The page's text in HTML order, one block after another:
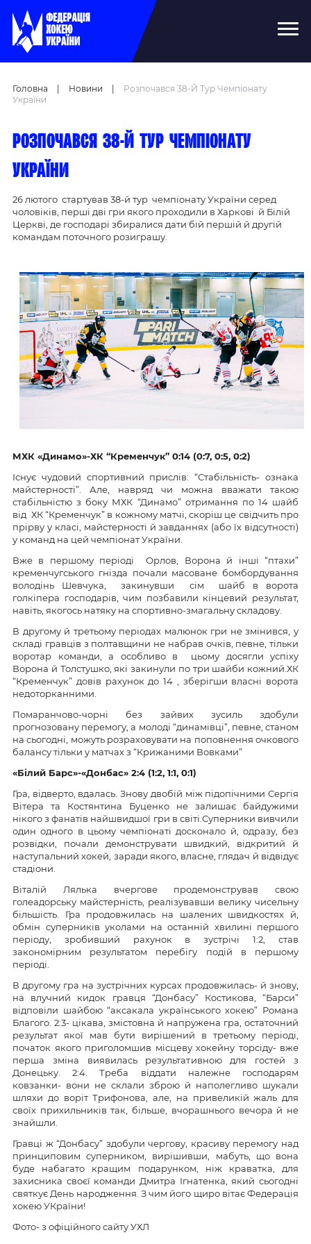
Головна Новини
Розпочався 38-Й Тур Чемпіонату
України
Розпочався 38-й тур чемпіонату
України
26 лютого стартував 38-й тур чемпіонату України серед
чоловіків, перші дві гри якого проходили в Харкові й Білій
Церкві, де господарі збиралися дати бій першій й другій
командам поточного розиграшу.
МХК «Динамо»-ХК “Кременчук” 0:14 (0:7, 0:5, 0:2)
Існує чудовий спортивний прислів: “Стабільність- ознака
майстерності”. Але, навряд чи можна вважати такою
стабільністю з боку МХК “Динамо” отримання по 14 шайб
від ХК “Кременчук” в кожному матчі, скоріш це свідчить про
прірву у класі, майстерності й завданнях (або їх відсутності)
у команд на цей чемпіонат України.
Вже в першому періоді Орлов, Ворона й інші “птахи”
кременчугського гнізда почали масоване бомбордування
володінь Шевчука, закинувши сім шайб в ворота
голкіпера господарів, чим позбавили кінцевий результат,
навіть, якогось натяку на спортивно-змагальну складову.
В другому й третьому періодах малюнок гри не змінився, у
складі гравців з полтавщини не набрав очків, певне, тільки
воротар команди, а особливо в цьому досягли успіху
Ворона й Толстушко, які закинули по три шайби кожний.ХК
“Кременчук” довів рахунок до 14 , зберігши власні ворота
недоторканними.
Помаранчово-чорні без зайвих зусиль здобули
прогнозовану перемогу, а молоді “динамівці”, певне, станом
на сьогодні, можуть розраховувати на поповнення очкового
балансу тільки у матчах з “Крижаними Вовками”
«Білий Барс»-«Донбас» 2:4 (1:2, 1:1, 0:1)
Гра, відверто, вдалась. Знову двобій між підопічними Сергія
Вітера та Костянтина Буценко не залишає байдужими
нікого з фанатів найшвидшої гри в світі.Суперники вивчили
один одного в цьому чемпіонаті досконало й, одразу, без
розвідки, почали демонструвати швидкий, відкритий й
наступальний хокей, заради якого, власне, глядач й відвідує
стадіони.
Віталій Лялька вчергове продемонстрував свою
голеадорську майстерність, реалізувавши велику чисельну
більшість. Гра продовжилась на шалених швидкостях й,
обмін суперників уколами на останній хвилині першого
періоду, зробивший рахунок в зустрічі 1:2, став
закономірним результатом перебігу подій в першому
періоді.
В другому гра на зустрічних курсах продовжилась- й знову,
на влучний кидок гравця “Донбасу” Костикова, “Барси”
відповіли шайбою “аксакала українського хокею” Романа
Благого. 2:3- цікава, змістовна й напружена гра, остаточний
результат якої мав бути вирішений в третьому періоді,
початок якого приголомшив місцеву хокейну торсіду- вже
перша зміна виявилась результативною для гостей з
Донецьку. 2:4. Треба віддати належне господарям
ковзанки- вони не склали зброю й наполегливо шукали
шляхи до воріт Трифонова, але, на привеликій жаль для
своїх прихильників так, більше, вчорашнього вечора й не
знайшли.
Гравці ж “Донбасу” здобули чергову, красиву перемогу над
принциповим суперником, вирішивши, мабуть, що вона
буде набагато кращим подарунком, ніж краватка, для
захисника своєї команди Дмитра Ігнатенка, який сьогодні
святкує День народження. З чим його щиро вітає Федерація
хокею УКраїни!
Фото- з офіційного сайту УХЛ